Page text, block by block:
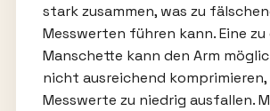
stark zusammen, was zu
Messwerten führen kann. Eine
Manschette kann den Arm
nicht ausreichend komprimieren,
Messwerte zu niedrig ausfallen.